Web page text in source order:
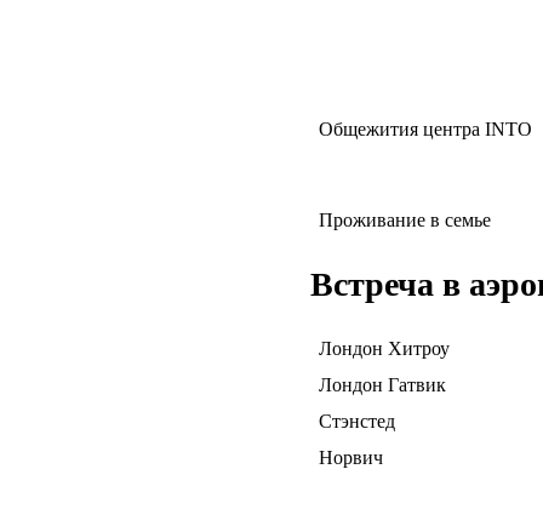
Общежития центра INTO
Проживание в семье
Встреча в
Лондон Хитроу
Лондон Гатвик
Стэнстед
Норвич